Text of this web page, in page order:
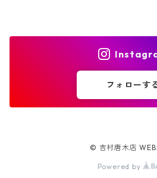
フォローす
© 吉村唐木店
Powered by